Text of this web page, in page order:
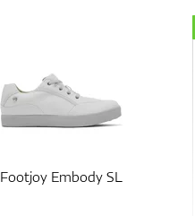
Footjoy Embody SL